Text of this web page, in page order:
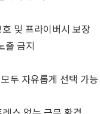
및 프라이버시 보장
출 금지
두 자유롭게 선택 가능